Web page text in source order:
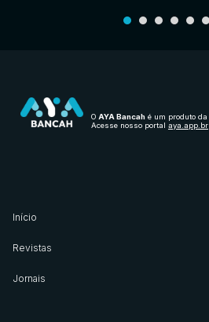
O AYA Bancah é um produto da
Acesse nosso portal aya.app.br
Início
Revistas
Jornais